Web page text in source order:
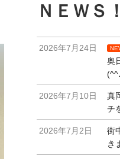
ＮＥＷＳ
2026年7月24日
奥
2026年7月10日
真
チ
2026年7月2日
街
き